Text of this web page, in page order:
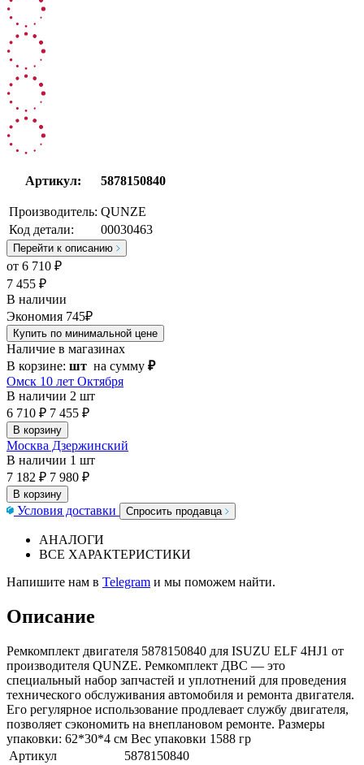
Артикул: 5878150840
Производитель: QUNZE
Код детали:
00030463
Перейти к описанию
от 6 710 ₽
7 455 ₽
В наличии
Экономия 745₽
Купить по минимальной цене
Наличие в магазинах
В корзине: шт на сумму ₽
Омск 10 лет Октября
В наличии 2 шт
6 710 ₽ 7 455 ₽
В корзину
Москва Дзержинский
В наличии 1 шт
7 182 ₽ 7 980 ₽
В корзину
Условия доставки Спросить продавца
АНАЛОГИ
ВСЕ ХАРАКТЕРИСТИКИ
Напишите нам в Telegram и мы поможем найти.
Описание
Ремкомплект двигателя 5878150840 для ISUZU ELF 4HJ1 от
производителя QUNZE. Ремкомплект ДВС — это
специальный набор запчастей и уплотнений для проведения
технического обслуживания автомобиля и ремонта двигателя.
Его регулярное использование продлевает службу двигателя,
позволяет сэкономить на внеплановом ремонте. Размеры
упаковки: 62*30*4 см Вес упаковки 1588 гр
Артикул
5878150840